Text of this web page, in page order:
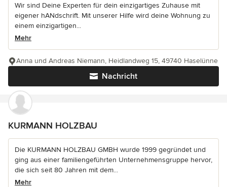
Wir sind Deine Experten für dein einzigartiges Zuhause mit
eigener hANdschrift. Mit unserer Hilfe wird deine Wohnung zu
einem einzigartigen...
Mehr
Nachricht
Anna und Andreas Niemann, Heidlandweg 15, 49740 Haselünne
KURMANN HOLZBAU
Die KURMANN HOLZBAU GMBH wurde 1999 gegründet und
ging aus einer familiengeführten Unternehmensgruppe hervor,
die sich seit 80 Jahren mit dem...
Mehr